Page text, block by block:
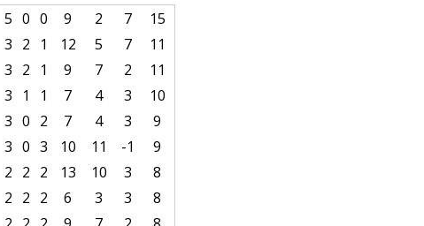
5 0 0 9 2 7
15
3 2 1 12 5 7
11
3 2 1 9 7 2
11
3 1 1 7 4 3
10
3 0 2 7 4 3
9
3 0 3 10 11 -1
9
2 2 2 13 10 3
8
2 2 2 6 3 3
8